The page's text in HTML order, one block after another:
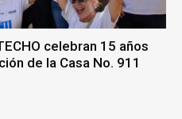
celebran 15 años
de la Casa No. 911